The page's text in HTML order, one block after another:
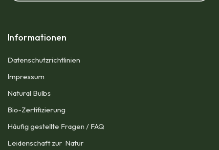
Informationen
Datenschutzrichtlinien
Impressum​
Natural Bulbs
Bio-Zertifizierung
Häufig gestellte Fragen / FAQ
Leidenschaft zur Natur